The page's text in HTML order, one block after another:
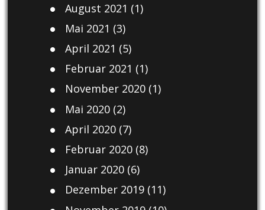
August 2021 (1)
Mai 2021 (3)
April 2021 (5)
Februar 2021 (1)
November 2020(1)
Mai 2020(2)
April 2020(7)
Februar 2020(8)
Januar 2020(6)
Dezember 2019(11)